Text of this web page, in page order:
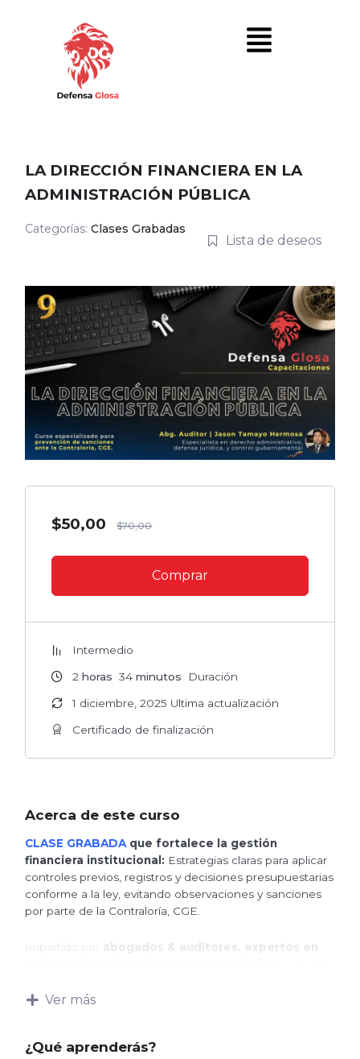
LA DIRECCIÓN FINANCIERA EN LA
ADMINISTRACIÓN PÚBLICA
Categorías:Clases Grabadas
Lista de deseos
$50,00 $70,00
Comprar
Intermedio
2 horas 34 minutos Duración
1 diciembre, 2025 Ultima actualización
Certificado de finalización
Acerca de este curso
CLASE GRABADAque fortalece la gestión
financiera institucional: Estrategias claras para aplicar
controles previos, registros y decisiones presupuestarias
conforme a la ley, evitando observaciones y sanciones
por parte de la Contraloría, CGE.
Impartido por abogados & auditores, expertos en
muestran cómo administrar, registrar y defender la
Si ya enfrenta un proceso de auditoría, una
Ver más
¿Qué aprenderás?